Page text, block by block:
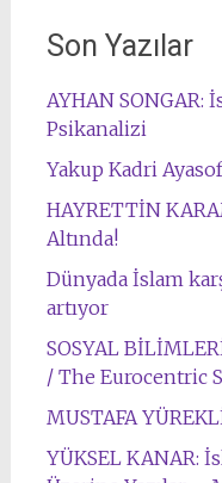
Son Yazılar
AYHAN SONGAR:
Psikanalizi
Yakup Kadri
HAYRETTİN
Altında!
Dünyada İslam
artıyor
SOSYAL
/ The Eurocentric
MUSTAFA
YÜKSEL KANAR: